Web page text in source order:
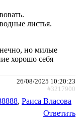
листья.
но милые
хорошо себя
26/08/2025 10:20:23
#3217900
, Раиса Власова
Ответить